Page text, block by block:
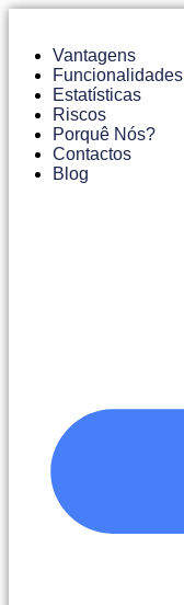
conteúdo
Vantagens
Funcionalidades
Estatísticas
Riscos
Porquê Nós?
Contactos
Blog